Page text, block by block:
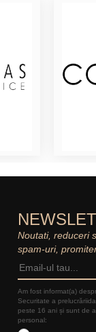
Noutati, reduceri
spam-uri,
Am fost informat(a)
Securitate a
peste 16 ani și sunt de
personal: